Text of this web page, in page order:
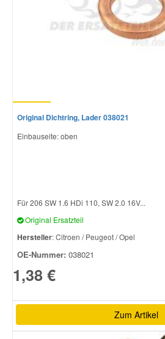
Original Dichtring, Lader 038021
Einbauseite: oben
Für 206 SW 1.6 HDi 110, SW 2.0 16V...
Original Ersatzteil
Hersteller: Citroen / Peugeot / Opel
OE-Nummer: 038021
1,38 €
Zum Artikel